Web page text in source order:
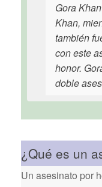
Gora
Khan,
también
con este
honor.
doble
¿Qué es un
Un asesinato por